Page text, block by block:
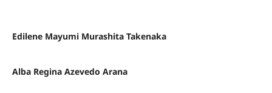
Edilene Mayumi Murashita Takenaka
Alba Regina Azevedo Arana